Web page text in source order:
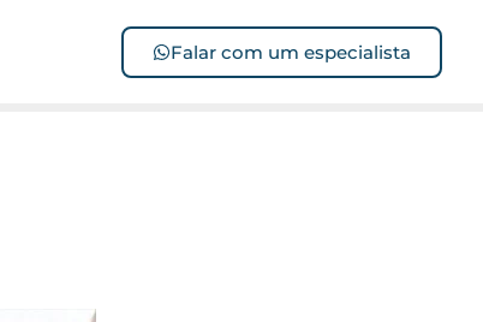
Falar com um especialista